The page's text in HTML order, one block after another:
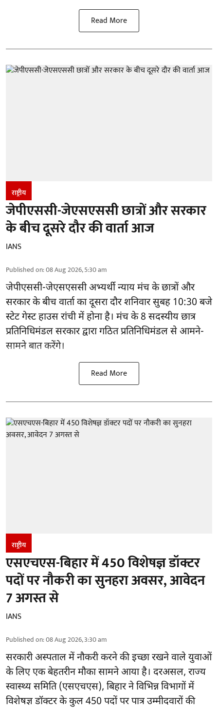
Read More
राष्ट्रीय
जेपीएससी-जेएसएससी छात्रों और सरकार
के बीच दूसरे दौर की वार्ता आज
IANS
Published on:08 Aug 2026, 5:30 am
जेपीएससी-जेएसएससी अभ्यर्थीन्याय मंच के छात्रों और
सरकार के बीच वार्ता का दूसरा दौर शनिवार सुबह 10:30 बजे
स्टेट गेस्ट हाउस रांची में होना है। मंच के 8 सदस्यीय छात्र
प्रतिनिधिमंडल सरकार द्वारा गठित प्रतिनिधिमंडल से आमने-
सामने बात करेंगे।
Read More
राष्ट्रीय
एसएचएस-बिहार में 450 विशेषज्ञ डॉक्टर
पदों पर नौकरी का सुनहरा अवसर, आवेदन
7 अगस्त से
IANS
Published on:08 Aug 2026, 3:30 am
सरकारी अस्पताल में नौकरी करने की इच्छा रखने वाले युवाओं
के लिए एक बेहतरीन मौका सामने आया है। दरअसल, राज्य
स्वास्थ्य समिति (एसएचएस), बिहार ने विभिन्न विभागों में
विशेषज्ञ डॉक्टर के कुल 450 पदों पर पात्र उम्मीदवारों की